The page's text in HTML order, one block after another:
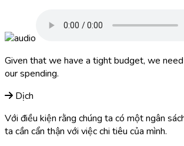
Given that we have a tight budget, we
our spending.
Dịch
Với điều kiện rằng chúng ta có một ngân
ta cần cẩn thận với việc chi tiêu của mình.